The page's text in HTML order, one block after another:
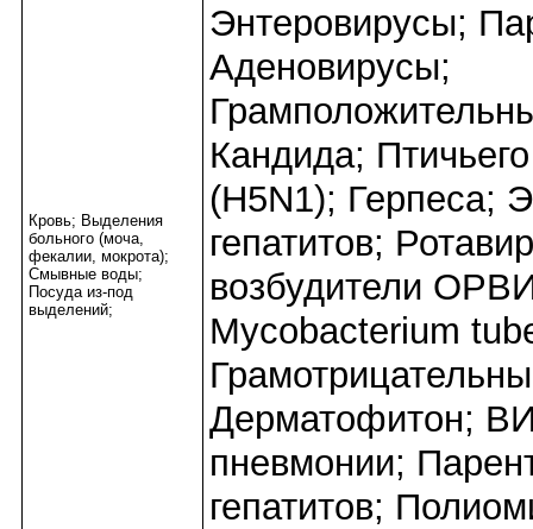
Кровь; Выделения
больного (моча,
фекалии, мокрота);
Смывные воды;
Посуда из-под
выделений;
Энтеровирусы;
Аденовирусы;
Кандида;
(H5N1); Герпеса;
гепатитов;
возбудители
Mycobacterium
Дерматофитон;
пневмонии;
гепатитов;